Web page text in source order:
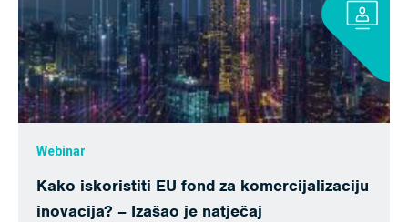
Webinar
Kako iskoristiti EU fond za komercijalizaciju
inovacija? – Izašao je natječaj